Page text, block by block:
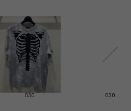
030 030